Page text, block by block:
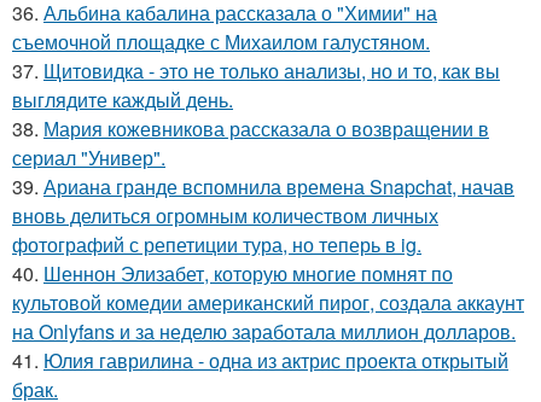
36. Альбина кабалина рассказала о "Химии" на
съемочной площадке с Михаилом галустяном.
37. Щитовидка - это не только анализы, но и то, как вы
выглядите каждый день.
38. Мария кожевникова рассказала о возвращении в
сериал "Универ".
39. Ариана гранде вспомнила времена Snapchat, начав
вновь делиться огромным количеством личных
фотографий с репетиции тура, но теперь в ig.
40. Шеннон Элизабет, которую многие помнят по
культовой комедии американский пирог, создала аккаунт
на Onlyfans и за неделю заработала миллион долларов.
41. Юлия гаврилина - одна из актрис проекта открытый
брак.